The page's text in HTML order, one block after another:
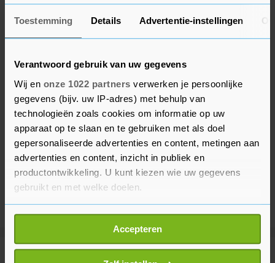
Toestemming Details Advertentie-instellingen
Verantwoord gebruik van uw gegevens
Wij en onze 1022 partners verwerken je persoonlijke
gegevens (bijv. uw IP-adres) met behulp van
technologieën zoals cookies om informatie op uw
apparaat op te slaan en te gebruiken met als doel
gepersonaliseerde advertenties en content, metingen aan
advertenties en content, inzicht in publiek en
productontwikkeling. U kunt kiezen wie uw gegevens
gebruikt en met welke doelen.
Als u het toestaat, willen we ook graag:
Informatie verzamelen over uw geografische
locatie, die tot een paar meter nauwkeurig kan zijn
Accepteren